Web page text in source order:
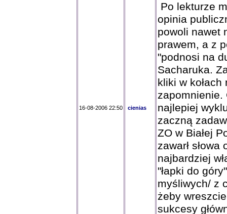
16-08-2006 22:50 cienias
Po lekturze
opinia
powoli nawet
prawem, a z
"podnosi na
Sacharuka.
kliki w
zapomnienie.
najlepiej
zaczną
ZO w Białej
zawarł
najbardziej
"łapki do
myśliwych/ z
żeby
sukcesy